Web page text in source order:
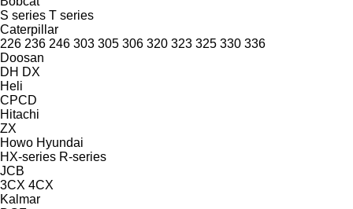
S series T series
Caterpillar
226 236 246 303 305 306 320 323 325 330 336
Doosan
DH DX
Heli
CPCD
Hitachi
ZX
Howo Hyundai
HX-series R-series
JCB
3CX 4CX
Kalmar